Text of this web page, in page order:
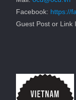
Facebook: https://
Guest Post or Link